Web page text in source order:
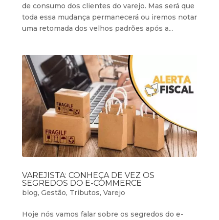
de consumo dos clientes do varejo. Mas será que
toda essa mudança permanecerá ou iremos notar
uma retomada dos velhos padrões após a...
VAREJISTA: CONHEÇA DE VEZ OS
SEGREDOS DO E-COMMERCE
blog, Gestão, Tributos, Varejo
Hoje nós vamos falar sobre os segredos do e-